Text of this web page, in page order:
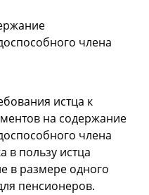
члена
истца к
на содержание
члена
в пользу истца
в размере одного
пенсионеров.